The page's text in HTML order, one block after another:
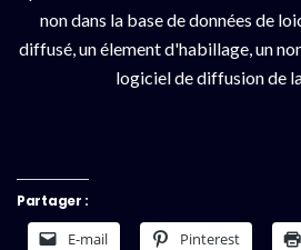
non dans la base de données de
diffusé, un élement d'habillage, un
logiciel de diffusion de
Partager :
E-mail Pinterest